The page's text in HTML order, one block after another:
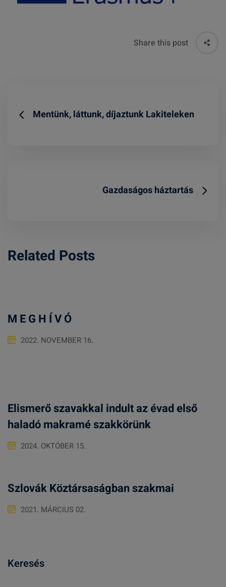
Share this post
Mentünk, láttunk, díjaztunk Lakiteleken
Gazdaságos háztartás
Related Posts
M E G H Í V Ó
2022. NOVEMBER 16.
Elismerő szavakkal indult az évad első
haladó makramé szakkörünk
2024. OKTÓBER 15.
Szlovák Köztársaságban szakmai
2021. MÁRCIUS 02.
Keresés